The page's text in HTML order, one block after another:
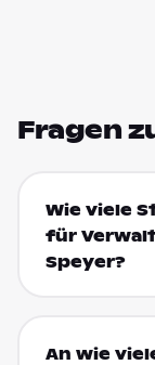
Fragen
Wie viele
für
Speyer?
An wie